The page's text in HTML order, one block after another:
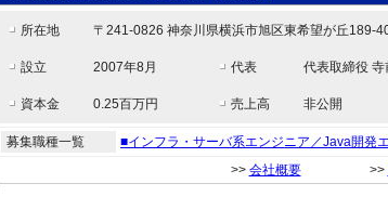
所在地 〒241-0826 神奈川県横浜市旭区東希望が丘189-
設立 2007年8月 代表 代表取締役
資本金 0.25百万円 売上高 非公開
募集職種一覧
■インフラ・サーバ系エンジニア／Java開発
>> 会社概要>>